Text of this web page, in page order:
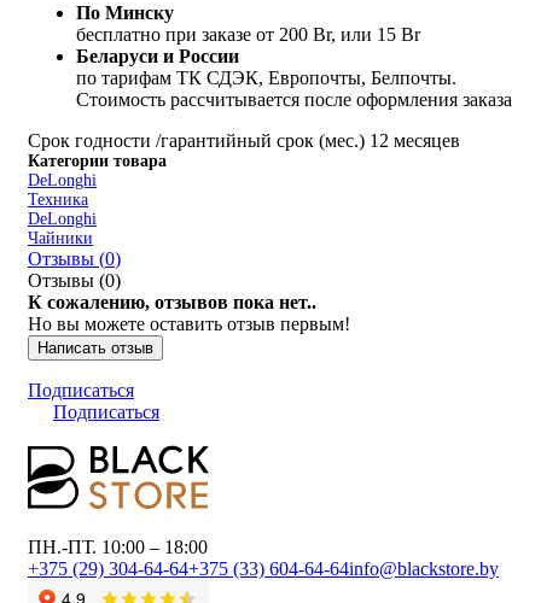
По Минску
бесплатно при заказе от 200 Br, или 15 Br
Беларуси и России
по тарифам ТК СДЭК, Европочты, Белпочты.
Стоимость рассчитывается после оформления заказа
Срок годности /гарантийный срок (мес.) 12 месяцев
Категории товара
DeLonghi
Техника
DeLonghi
Чайники
Отзывы (0)
Отзывы (0)
К сожалению, отзывов пока нет..
Но вы можете оставить отзыв первым!
Написать отзыв
Подписаться
Подписаться
ПН.-ПТ. 10:00 – 18:00
+375 (29) 304-64-64+375 (33) 604-64-64info@blackstore.by